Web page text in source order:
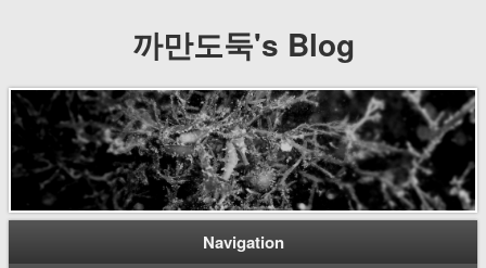
까만도둑's Blog
Navigation